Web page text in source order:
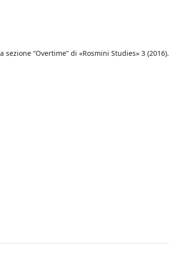
“Overtime” di «Rosmini Studies» 3 (2016).